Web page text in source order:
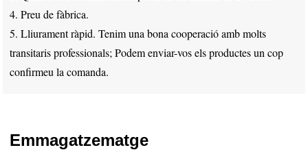
4. Preu de fàbrica.
5. Lliurament ràpid. Tenim una bona cooperació amb molts
transitaris professionals; Podem enviar-vos els productes un cop
confirmeu la comanda.
Emmagatzematge